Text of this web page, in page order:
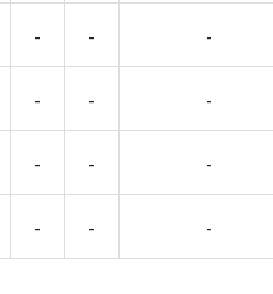
- - -
- - -
- - -
- - -